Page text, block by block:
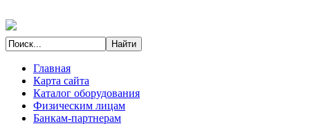
Главная
Карта сайта
Каталог оборудования
Физическим лицам
Банкам-партнерам